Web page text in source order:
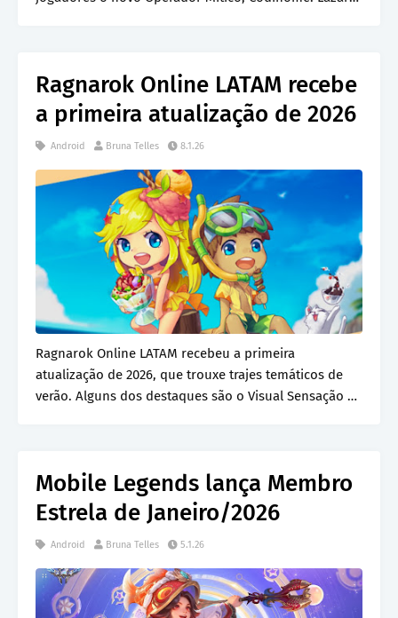
Ragnarok Online LATAM recebe
a primeira atualização de 2026
Android Bruna Telles 8.1.26
Ragnarok Online LATAM recebeu a primeira
atualização de 2026, que trouxe trajes temáticos de
verão. Alguns dos destaques são o Visual Sensação de
Mobile Legends lança Membro
Estrela de Janeiro/2026
Android Bruna Telles 5.1.26